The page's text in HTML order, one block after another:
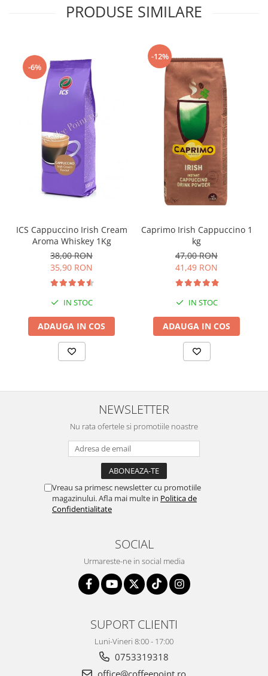
PRODUSE SIMILARE
-6%
ICS Cappuccino Irish Cream
Aroma Whiskey 1Kg
38,00 RON
35,90 RON
IN STOC
ADAUGA IN COS
-12%
Caprimo Irish Cappuccino 1
kg
47,00 RON
41,49 RON
IN STOC
ADAUGA IN COS
NEWSLETTER
Nu rata ofertele si promotiile noastre
Vreau sa primesc newsletter cu promotiile
magazinului. Afla mai multe in Politica de
Confidentialitate
SOCIAL
Urmareste-ne in social media
SUPORT CLIENTI
Luni-Vineri 8:00 - 17:00
0753319318